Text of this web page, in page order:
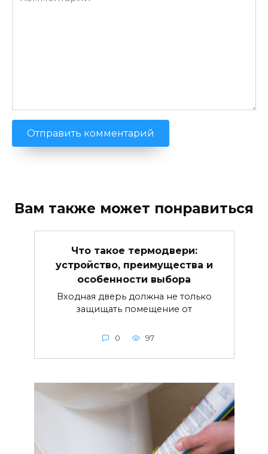
Вам также может понравиться
Что такое термодвери:
устройство, преимущества и
особенности выбора
Входная дверь должна не только
защищать помещение от
0 97